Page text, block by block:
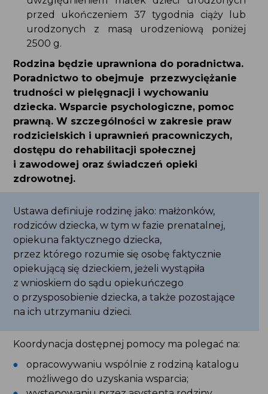
przed ukończeniem 37 tygodnia ciąży lub
urodzonych z masą urodzeniową poniżej
2500 g.
Poradnictwo to obejmuje przezwyciężanie
trudności w pielęgnacji i wychowaniu
dziecka. Wsparcie psychologiczne, pomoc
prawną. W szczególności w zakresie praw
rodzicielskich i uprawnień pracowniczych,
dostępu do rehabilitacji społecznej
i zawodowej oraz świadczeń opieki
zdrowotnej.
rodziców dziecka, w tym w fazie prenatalnej,
opiekuna faktycznego dziecka,
przez którego rozumie się osobę faktycznie
opiekującą się dzieckiem, jeżeli wystąpiła
z wnioskiem do sądu opiekuńczego
o przysposobienie dziecka, a także pozostające
na ich utrzymaniu dzieci.
możliwego do uzyskania wsparcia;
występowaniu przez asystenta rodziny